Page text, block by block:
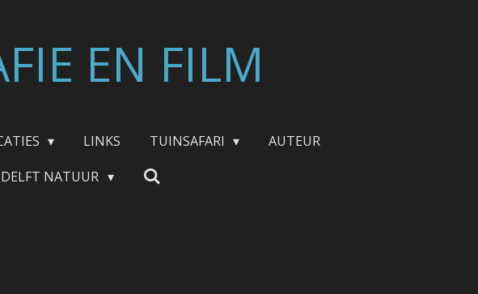
EN FILM
LINKS TUINSAFARI
AUTEUR
DELFT NATUUR